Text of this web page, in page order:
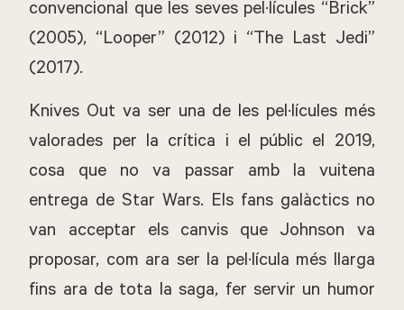
convencional que les seves pel·lícules “Brick”
(2005), “Looper” (2012) i “The Last Jedi”
(2017).
Knives Out va ser una de les pel·lícules més
valorades per la crítica i el públic el 2019,
cosa que no va passar amb la vuitena
entrega de Star Wars. Els fans galàctics no
van acceptar els canvis que Johnson va
proposar, com ara ser la pel·lícula més llarga
fins ara de tota la saga, fer servir un humor